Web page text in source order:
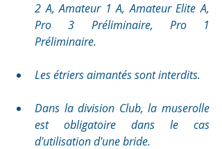
2 A, Amateur 1 A, Amateur Elite A,
Pro 3 Préliminaire, Pro 1
Préliminaire.
Les étriers aimantés sont interdits.
Dans la division Club, la muserolle
est obligatoire dans le cas
d'utilisation d'une bride.